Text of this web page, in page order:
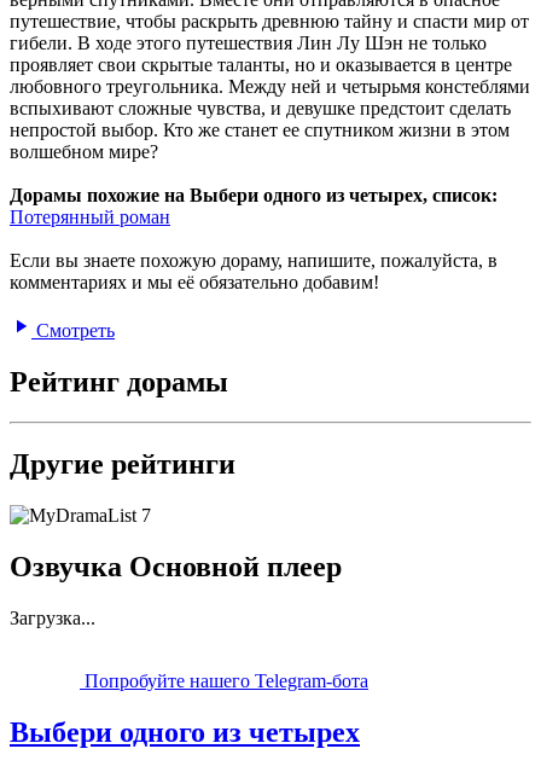
путешествие, чтобы раскрыть древнюю тайну и спасти мир от
гибели. В ходе этого путешествия Лин Лу Шэн не только
проявляет свои скрытые таланты, но и оказывается в центре
любовного треугольника. Между ней и четырьмя констеблями
вспыхивают сложные чувства, и девушке предстоит сделать
непростой выбор. Кто же станет ее спутником жизни в этом
волшебном мире?
Дорамы похожие на Выбери одного из четырех, список:
Потерянный роман
Если вы знаете похожую дораму, напишите, пожалуйста, в
комментариях и мы её обязательно добавим!
Смотреть
Рейтинг дорамы
Другие рейтинги
7
Озвучка Основной плеер
Загрузка...
Попробуйте нашего Telegram-бота
Выбери одного из четырех